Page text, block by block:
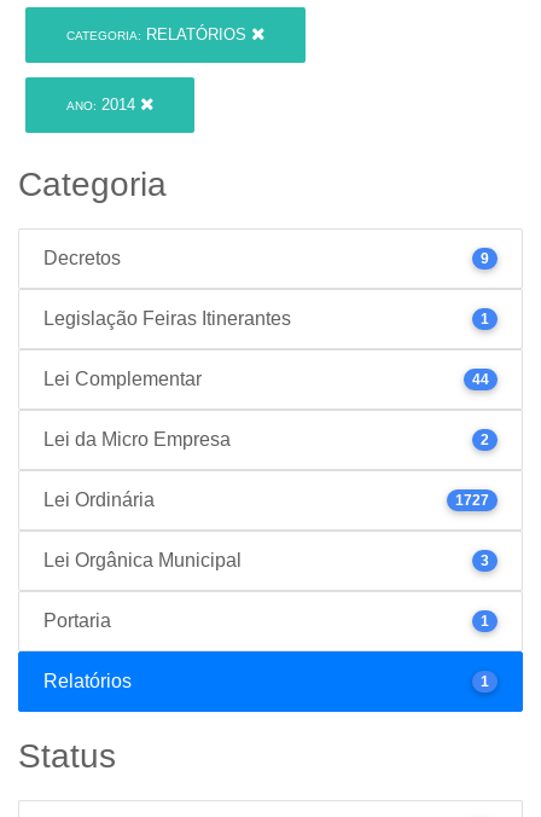
CATEGORIA: RELATÓRIOS
ANO: 2014
Categoria
Decretos 9
Legislação Feiras Itinerantes 1
Lei Complementar 44
Lei da Micro Empresa 2
Lei Ordinária 1727
Lei Orgânica Municipal 3
Portaria 1
Relatórios 1
Status